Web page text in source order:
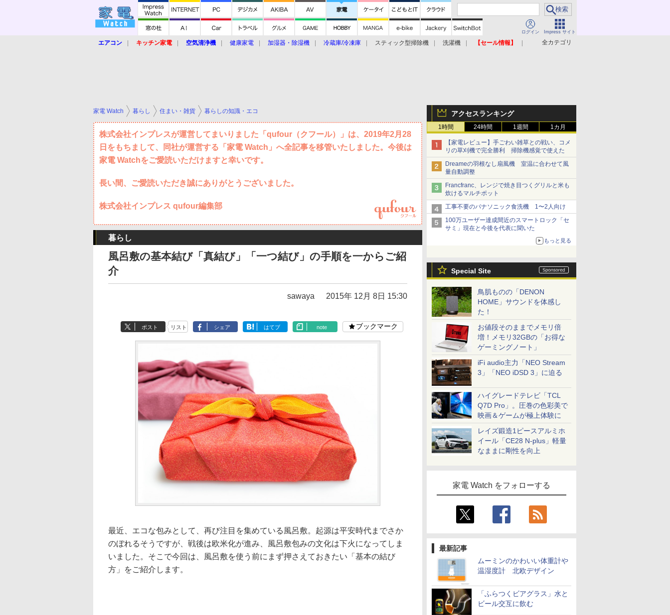
ログイン Impress サイト
全カテゴリ
エアコン キッチン家電 空気清浄機 健康家電 加湿器・除湿機 冷蔵庫/冷凍庫 スティック型掃除機 洗濯機
【セール情報】
アクセスランキング
1時間 24時間 1週間 1カ月
【家電レビュー】手ごわい雑草との戦い、コメ
リの草刈機で完全勝利 掃除機感覚で使えた
Dreameの羽根なし扇風機 室温に合わせて風
量自動調整
Francfranc、レンジで焼き目つくグリルと米も
炊けるマルチポット
工事不要のパナソニック食洗機 1〜2人向け
100万ユーザー達成間近のスマートロック「セ
サミ」現在と今後を代表に聞いた
もっと見る
Special Site
鳥肌ものの「DENON
HOME」サウンドを体感し
た！
お値段そのままでメモリ倍
増！メモリ32GBの「お得な
ゲーミングノート」
iFi audio主力「NEO Stream
3」「NEO iDSD 3」に迫る
ハイグレードテレビ「TCL
Q7D Pro」。圧巻の色彩美で
映画＆ゲームが極上体験に
レイズ鍛造1ピースアルミホ
イール「CE28 N-plus」軽量
なままに剛性を向上
家電 Watch をフォローする
最新記事
ムーミンのかわいい体重計や
温湿度計 北欧デザイン
「ふらつくビアグラス」水と
ビール交互に飲む
家電 Watch 暮らし 住まい・雑貨 暮らしの知識・エコ
株式会社インプレスが運営してまいりました「qufour（クフール）」は、2019年2月28
日をもちまして、同社が運営する「家電 Watch」へ全記事を移管いたしました。今後は
家電 Watchをご愛読いただけますと幸いです。
長い間、ご愛読いただき誠にありがとうございました。
株式会社インプレス qufour編集部
暮らし
風呂敷の基本結び「真結び」「一つ結び」の手順を一からご紹
介
sawaya 2015年 12月 8日 15:30
ポスト リスト シェア はてブ note ブックマーク
最近、エコな包みとして、再び注目を集めている風呂敷。起源は平安時代までさか
のぼれるそうですが、戦後は欧米化が進み、風呂敷包みの文化は下火になってしま
いました。そこで今回は、風呂敷を使う前にまず押さえておきたい「基本の結び
方」をご紹介します。